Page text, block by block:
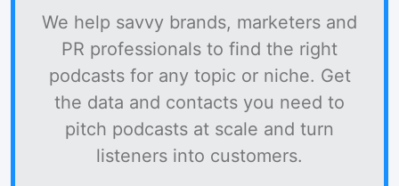
We help savvy brands, marketers and
PR professionals to find the right
podcasts for any topic or niche. Get
the data and contacts you need to
pitch podcasts at scale and turn
listeners into customers.